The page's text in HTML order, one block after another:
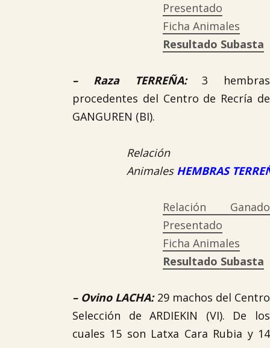
Presentado
Ficha Animales
Resultado Subasta
– Raza TERREÑA:3 hembras
procedentes del Centro de Recría de
GANGUREN (BI).
Relación
Animales HEMBRAS
Relación Ganado
Presentado
Ficha Animales
Resultado Subasta
– Ovino LACHA:29 machos del Centro
Selección de ARDIEKIN (VI). De los
cuales 15 son Latxa Cara Rubia y 14